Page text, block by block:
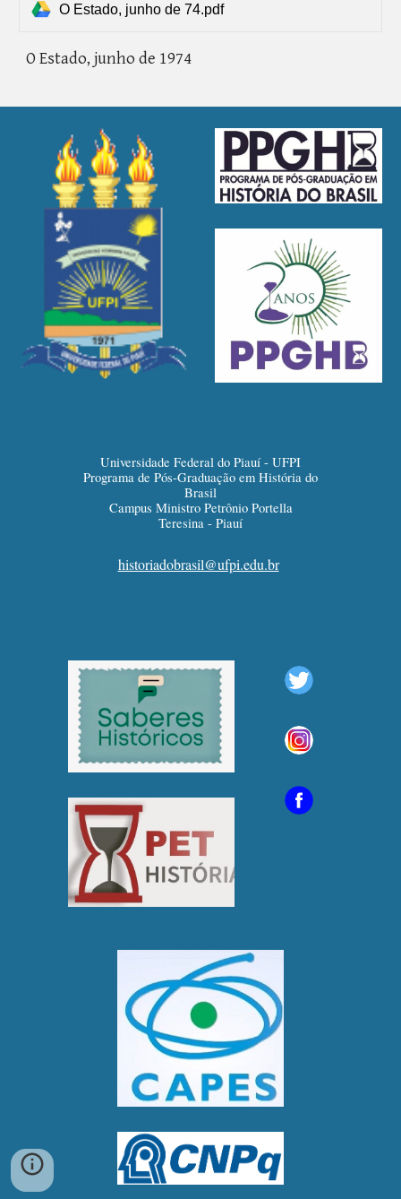
O Estado, junho de 74.pdf
O Estado,junho de 1974
Universidade Federal do Piauí - UFPI
Programa de Pós-Graduação em História do
Brasil
Campus Ministro Petrônio Portella
Teresina - Piauí
historiadobrasil@ufpi.edu.br